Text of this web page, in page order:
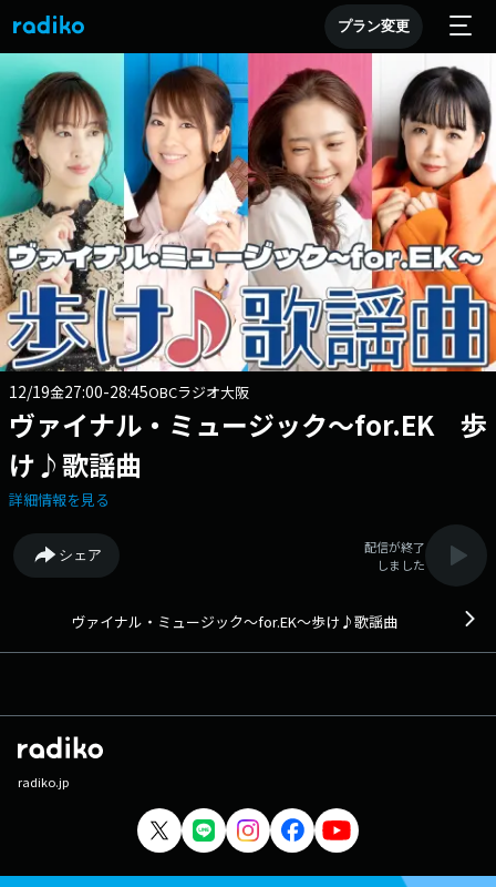
プラン変更
12/19金27:00-28:45OBCラジオ大阪
ヴァイナル・ミュージック～for.EK 歩
け♪歌謡曲
詳細情報を見る
シェア
配信が終了
しました
ヴァイナル・ミュージック〜for.EK〜歩け♪歌謡曲
radiko.jp